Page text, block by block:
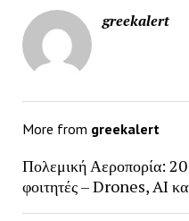
greekalert
More from greekalert
Πολεμική Αεροπορία: 20
φοιτητές – Drones, AI